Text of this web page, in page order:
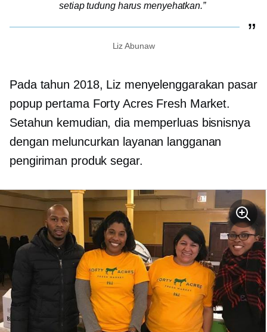
setiap tudung harus menyehatkan.”
Liz Abunaw
Pada tahun 2018, Liz menyelenggarakan pasar
popup pertama Forty Acres Fresh Market.
Setahun kemudian, dia memperluas bisnisnya
dengan meluncurkan layanan langganan
pengiriman produk segar.